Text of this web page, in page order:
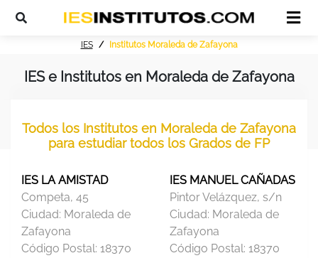
IES Institutos Moraleda de Zafayona
IES e Institutos en Moraleda de Zafayona
Todos los Institutos en Moraleda de Zafayona
para estudiar todos los Grados de FP
IES LA AMISTAD
Competa, 45
Ciudad: Moraleda de
Zafayona
Código Postal: 18370
IES MANUEL CAÑADAS
Pintor Velázquez, s/n
Ciudad: Moraleda de
Zafayona
Código Postal: 18370